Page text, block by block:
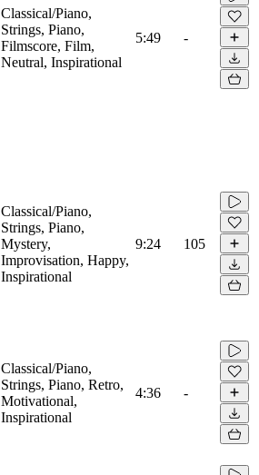
Classical/Piano,
Strings, Piano,
Filmscore, Film,
Neutral, Inspirational
5:49 -
Classical/Piano,
Strings, Piano,
Mystery,
Improvisation, Happy,
Inspirational
9:24 105
Classical/Piano,
Strings, Piano, Retro,
Motivational,
Inspirational
4:36 -